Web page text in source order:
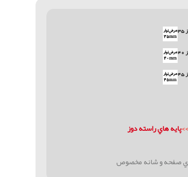
پايه هاي راسته دوز
صفحه و شانه مخصوص